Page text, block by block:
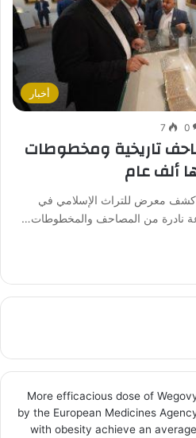
أخبار
0
7
تاريخية ومخطوطات
ألف عام
معرض للتراث الإسلامي في
نادرة من المصاحف والمخطوطات…
More efficacious dose of
by the European Medicines
with obesity achieve an